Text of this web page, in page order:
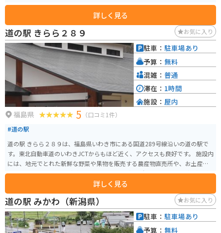
されています。
詳しく見る
道の駅 きらら２８９ お気に入り
福島県 5 （口コミ1件）
#道の駅
道の駅 きらら２８９は、福島県いわき市にある国道289号線沿いの道の駅で
す。東北自動車道のいわきJCTからもほど近く、アクセスも良好です。 施設内
には、地元でとれた新鮮な野菜や果物を販売する農産物直売所や、お土産コ
ーナー、レストランなどがあります。 農産物直売所では、地元の農家が丹精
込めて作った新鮮な野菜や果物がずらりと並び、お土産にはもちろんのこ
と、旅の思い出に、新鮮な地元の味を楽しむのも良いでしょう。 また、レス
トランでは、地元の食材をふんだんに使った料理を楽しむことができます。
バイクで訪れる場合は、駐車場も広く、休憩場所としても最適です。道の駅
きらら２８９は、ドライブやツーリングの休憩スポットとして、ぜひ立ち寄
詳しく見る
駐車： 駐車場あり
予算： 無料
混雑： 普通
滞在： 1時間
施設： 屋内
道の駅 みかわ（新潟県） お気に入り
駐車： 駐車場あり
予算： 無料